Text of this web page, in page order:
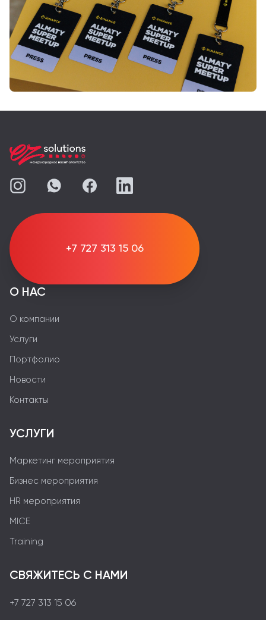
+7 727 313 15 06
О НАС
О компании
Услуги
Портфолио
Новости
Контакты
УСЛУГИ
Маркетинг мероприятия
Бизнес мероприятия
HR мероприятия
MICE
Training
СВЯЖИТЕСЬ С НАМИ
+7 727 313 15 06